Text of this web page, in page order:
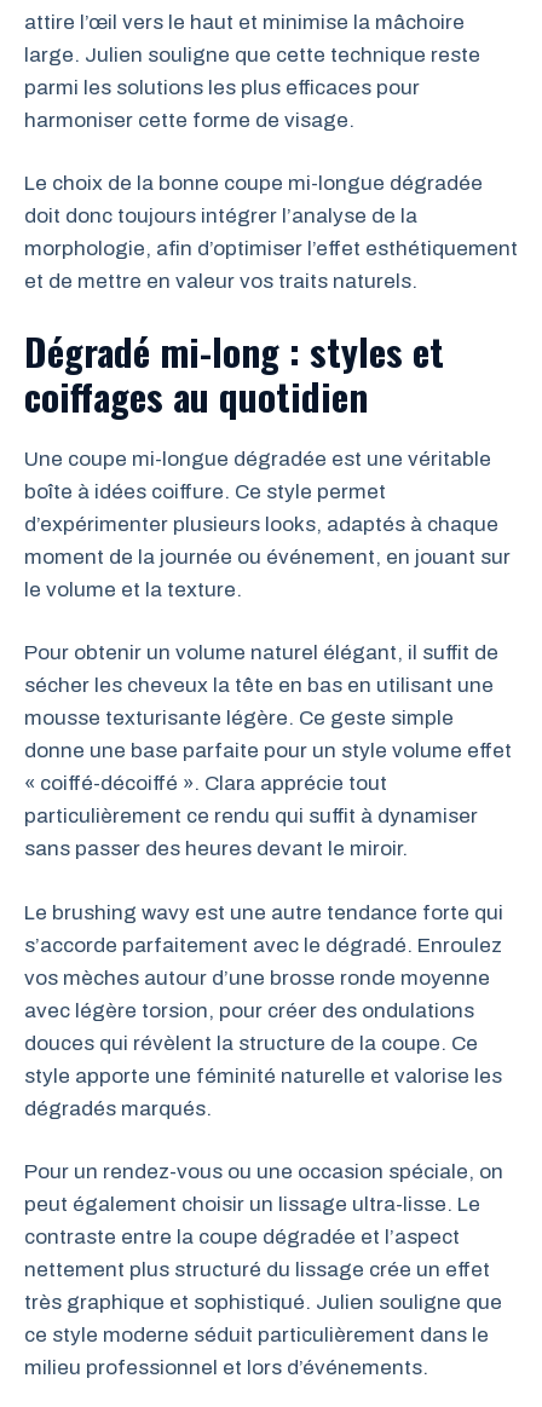
attire l’œil vers le haut et minimise la mâchoire
large. Julien souligne que cette technique reste
parmi les solutions les plus efficaces pour
harmoniser cette forme de visage.
Le choix de la bonne coupe mi-longue dégradée
doit donc toujours intégrer l’analyse de la
morphologie, afin d’optimiser l’effet esthétiquement
et de mettre en valeur vos traits naturels.
Dégradé mi-long : styles et
coiffages au quotidien
Une coupe mi-longue dégradée est une véritable
boîte à idées coiffure. Ce style permet
d’expérimenter plusieurs looks, adaptés à chaque
moment de la journée ou événement, en jouant sur
le volume et la texture.
Pour obtenir un volume naturel élégant, il suffit de
sécher les cheveux la tête en bas en utilisant une
mousse texturisante légère. Ce geste simple
donne une base parfaite pour un style volume effet
« coiffé-décoiffé ». Clara apprécie tout
particulièrement ce rendu qui suffit à dynamiser
sans passer des heures devant le miroir.
Le brushing wavy est une autre tendance forte qui
s’accorde parfaitement avec le dégradé. Enroulez
vos mèches autour d’une brosse ronde moyenne
avec légère torsion, pour créer des ondulations
douces qui révèlent la structure de la coupe. Ce
style apporte une féminité naturelle et valorise les
dégradés marqués.
Pour un rendez-vous ou une occasion spéciale, on
peut également choisir un lissage ultra-lisse. Le
contraste entre la coupe dégradée et l’aspect
nettement plus structuré du lissage crée un effet
très graphique et sophistiqué. Julien souligne que
ce style moderne séduit particulièrement dans le
milieu professionnel et lors d’événements.